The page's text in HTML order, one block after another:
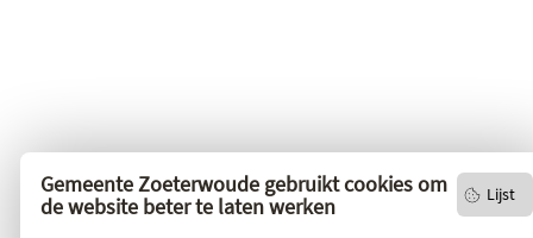
Lijst
Gemeente Zoeterwoude gebruikt cookies om
de website beter te laten werken